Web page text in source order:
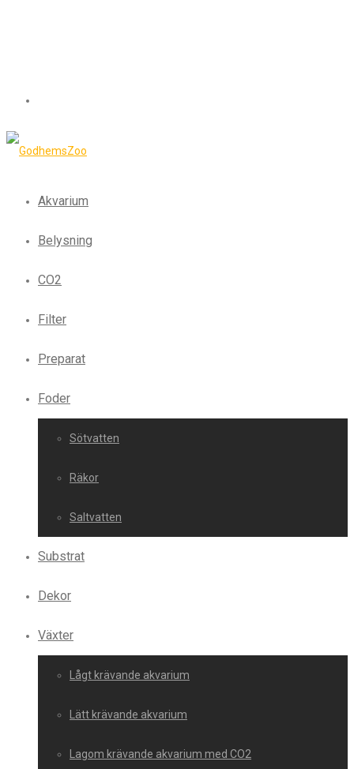
Akvarium
Belysning
CO2
Filter
Preparat
Foder
Sötvatten
Räkor
Saltvatten
Substrat
Dekor
Växter
Lågt krävande akvarium
Lätt krävande akvarium
Lagom krävande akvarium med CO2